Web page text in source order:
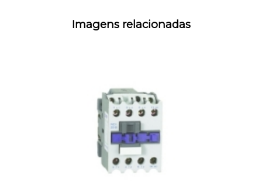
Imagens relacionadas